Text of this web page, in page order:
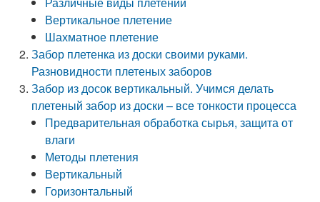
Вертикальное плетение
Шахматное плетение
Забор плетенка из доски своими руками.
Разновидности плетеных заборов
Забор из досок вертикальный. Учимся делать
плетеный забор из доски – все тонкости процесса
Предварительная обработка сырья, защита от
влаги
Методы плетения
Вертикальный
Горизонтальный